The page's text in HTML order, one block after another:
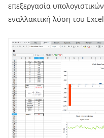
επεξεργασία
εναλλακτική λύση του